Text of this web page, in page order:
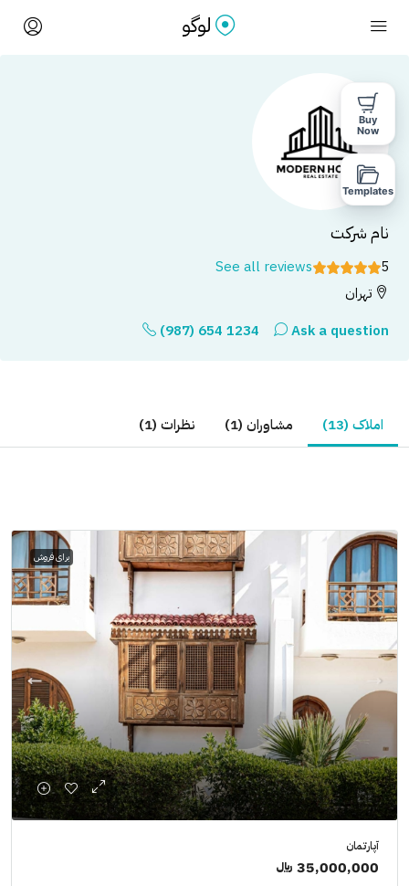
نام شرکت
5
See all reviews
تهران
Ask a question
(987) 654 1234
املاک (13) مشاوران (1) نظرات (1)
برای فروش
آپارتمان
35,000,000 ﷼
Buy
Now
Templates